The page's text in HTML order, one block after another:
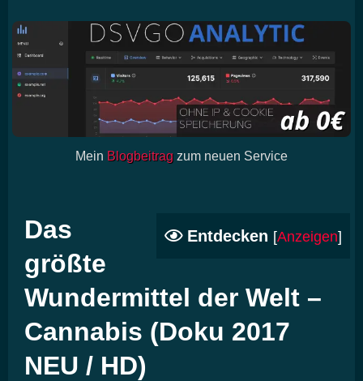
Mein Blogbeitrag zum neuen Service
Entdecken [Anzeigen]
Das
größte
Wundermittel der Welt –
Cannabis (Doku 2017
NEU / HD)